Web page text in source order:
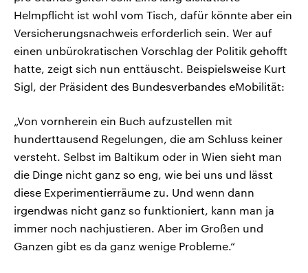
Helmpflicht ist wohl vom Tisch, dafür könnte aber ein
Versicherungsnachweis erforderlich sein. Wer auf
einen unbürokratischen Vorschlag der Politik gehofft
hatte, zeigt sich nun enttäuscht. Beispielsweise Kurt
Sigl, der Präsident des Bundesverbandes eMobilität:
„Von vornherein ein Buch aufzustellen mit
hunderttausend Regelungen, die am Schluss keiner
versteht. Selbst im Baltikum oder in Wien sieht man
die Dinge nicht ganz so eng, wie bei uns und lässt
diese Experimentierräume zu. Und wenn dann
irgendwas nicht ganz so funktioniert, kann man ja
immer noch nachjustieren. Aber im Großen und
Ganzen gibt es da ganz wenige Probleme.“